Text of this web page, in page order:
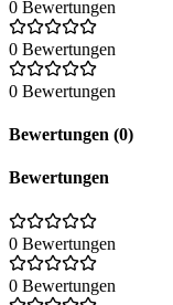
0 Bewertungen
0 Bewertungen
0 Bewertungen
Bewertungen (0)
Bewertungen
0 Bewertungen
0 Bewertungen